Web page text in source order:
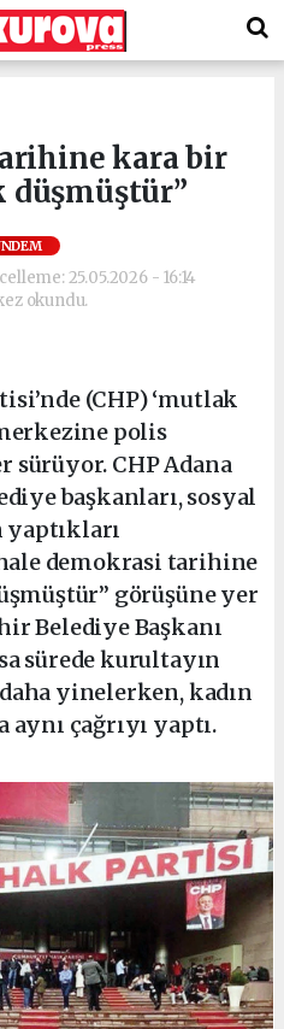
kara bir
düşmüştür”
25.05.2026 - 16:14
okundu.
(CHP) ‘mutlak
polis
CHP Adana
başkanları, sosyal
yaptıkları
demokrasi tarihine
görüşüne yer
Belediye Başkanı
sürede kurultayın
yinelerken, kadın
çağrıyı yaptı.